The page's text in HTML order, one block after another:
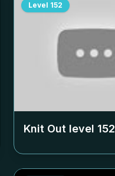
Level 152
Knit Out level 152